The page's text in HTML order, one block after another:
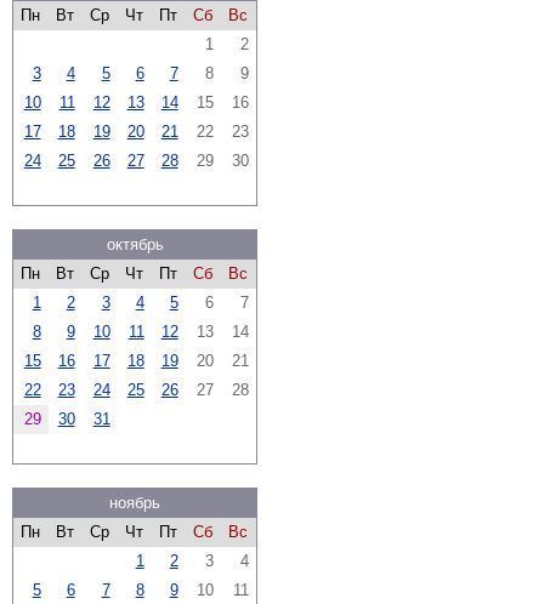
Пн
Вт Ср Чт Пт Сб
Вс
1
2
3
4 5 6 7 8
9
10
11 12 13 14 15
16
17
18 19 20 21 22
23
24
25 26 27 28 29 30
октябрь
Пн
Вт Ср Чт Пт Сб
Вс
1
2 3 4 5 6
7
8
9 10 11 12 13
14
15
16 17 18 19 20
21
22
23 24 25 26 27
28
29
30 31
ноябрь
Пн
Вт Ср Чт Пт Сб
Вс
1
2 3
4
5
6 7 8 9 10
11